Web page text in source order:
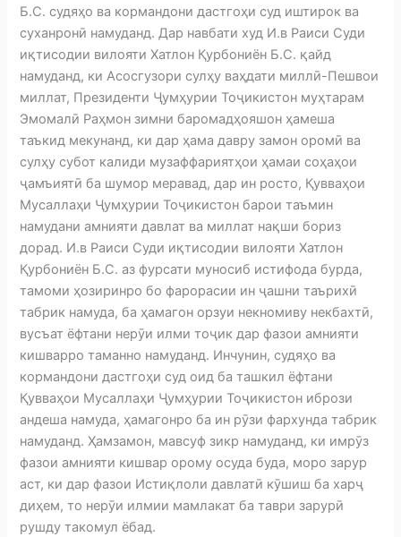
Б.С. судяҳо ва кормандони дастгоҳи суд иштирок ва
суханронӣ намуданд. Дар навбати худ И.в Раиси Суди
иқтисодии вилояти Хатлон Қурбониён Б.С. қайд
намуданд, ки Асосгузори сулҳу ваҳдати миллӣ-Пешвои
миллат, Президенти Ҷумҳурии Тоҷикистон муҳтарам
Эмомалӣ Раҳмон зимни баромадҳояшон ҳамеша
таъкид мекунанд, ки дар ҳама давру замон оромӣ ва
сулҳу субот калиди музаффариятҳои ҳамаи соҳаҳои
ҷамъиятӣ ба шумор меравад, дар ин росто, Қувваҳои
Мусаллаҳи Ҷумҳурии Тоҷикистон барои таъмин
намудани амнияти давлат ва миллат нақши бориз
дорад. И.в Раиси Суди иқтисодии вилояти Хатлон
Қурбониён Б.С. аз фурсати муносиб истифода бурда,
тамоми ҳозиринро бо фарорасии ин ҷашни таърихӣ
табрик намуда, ба ҳамагон орзуи некномиву некбахтӣ,
вусъат ёфтани нерӯи илми тоҷик дар фазои амнияти
кишварро таманно намуданд. Инчунин, судяҳо ва
кормандони дастгоҳи суд оид ба ташкил ёфтани
Қувваҳои Мусаллаҳи Ҷумҳурии Тоҷикистон ибрози
андеша намуда, ҳамагонро ба ин рӯзи фархунда табрик
намуданд. Ҳамзамон, мавсуф зикр намуданд, ки имрӯз
фазои амнияти кишвар орому осуда буда, моро зарур
аст, ки дар фазои Истиқлоли давлатӣ кӯшиш ба харҷ
диҳем, то нерӯи илмии мамлакат ба таври зарурӣ
рушду такомул ёбад.